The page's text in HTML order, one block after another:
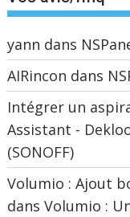
yann dans
AIRincon dans
Intégrer un
Assistant -
(SONOFF)
Volumio : Ajout
dansVolumio :